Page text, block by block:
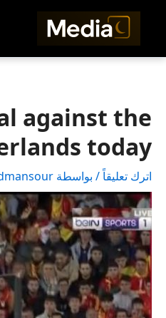
against the
today.
اترك تعليقاً/ بواسطة